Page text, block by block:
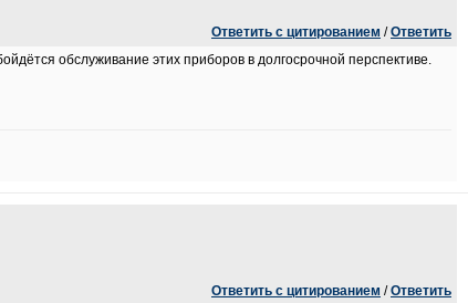
Ответить с цитированием /Ответить
обслуживание этих приборов в долгосрочной перспективе.
Ответить с цитированием /Ответить